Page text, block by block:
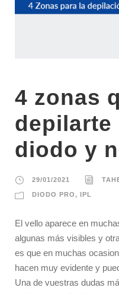
4 zonas
depilarte
diodo y
29/01/2021
DIODO PRO, IPL
El vello aparece en
algunas más visibles y
es que en muchas
hacen muy evidente y
Una de vuestras dudas